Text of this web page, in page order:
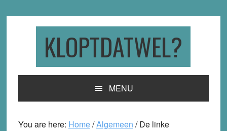
KLOPTDATWEL?
MENU
You are here: Home/Algemeen /De linke